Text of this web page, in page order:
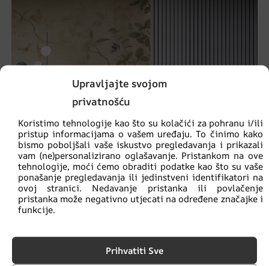
Upravljajte svojom
privatnošću
Koristimo tehnologije kao što su kolačići za pohranu i/ili
pristup informacijama o vašem uređaju. To činimo kako
bismo poboljšali vaše iskustvo pregledavanja i prikazali
vam (ne)personalizirano oglašavanje. Pristankom na ove
tehnologije, moći ćemo obraditi podatke kao što su vaše
ponašanje pregledavanja ili jedinstveni identifikatori na
ovoj stranici. Nedavanje pristanka ili povlačenje
pristanka može negativno utjecati na određene značajke i
funkcije.
Prihvatiti Sve
19.87 €14.90